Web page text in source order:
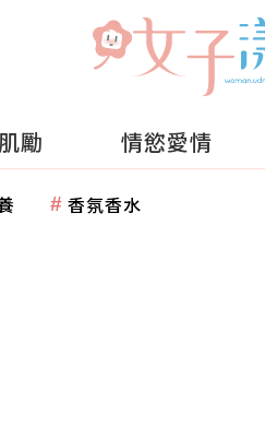
勵 情慾愛情
香氛香水